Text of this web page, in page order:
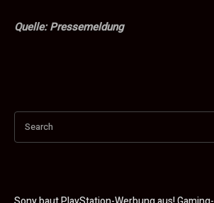
Quelle: Pressemeldung
Search